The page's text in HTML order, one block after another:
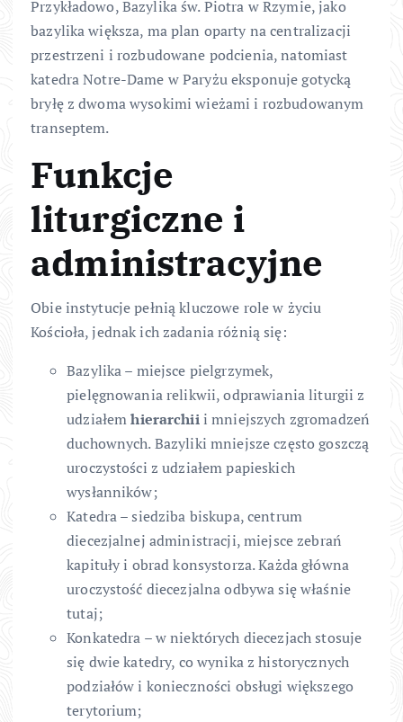
Przykładowo, Bazylika św. Piotra w Rzymie, jako
bazylika większa, ma plan oparty na centralizacji
przestrzeni i rozbudowane podcienia, natomiast
katedra Notre-Dame w Paryżu eksponuje gotycką
bryłę z dwoma wysokimi wieżami i rozbudowanym
transeptem.
Funkcje
liturgiczne i
administracyjne
Obie instytucje pełnią kluczowe role w życiu
Kościoła, jednak ich zadania różnią się:
Bazylika – miejsce pielgrzymek,
pielęgnowania relikwii, odprawiania liturgii z
udziałemhierarchiii mniejszych zgromadzeń
duchownych. Bazyliki mniejsze często goszczą
uroczystości z udziałem papieskich
wysłanników;
Katedra – siedziba biskupa, centrum
diecezjalnej administracji, miejsce zebrań
kapituły i obrad konsystorza. Każda główna
uroczystość diecezjalna odbywa się właśnie
tutaj;
Konkatedra – w niektórych diecezjach stosuje
się dwie katedry, co wynika z historycznych
podziałów i konieczności obsługi większego
terytorium;